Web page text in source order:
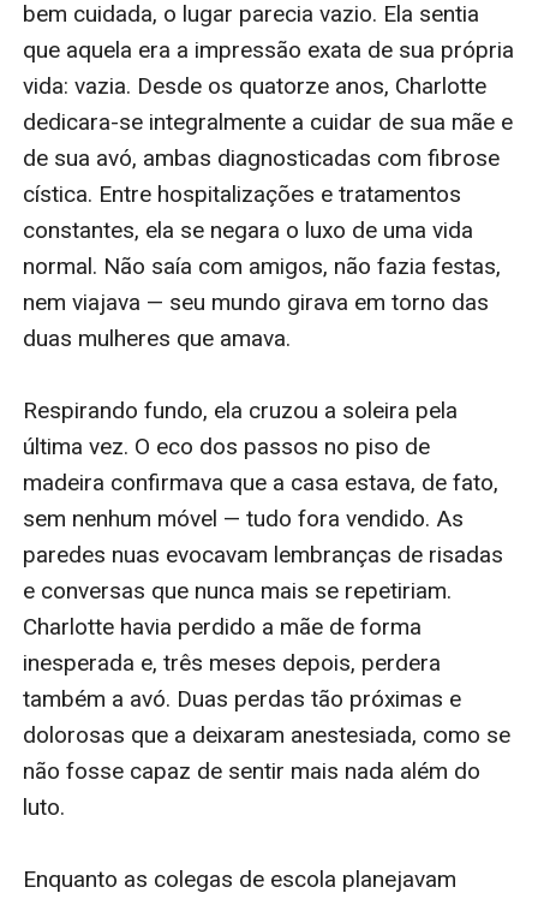
bem cuidada, o lugar parecia vazio. Ela sentia
que aquela era a impressão exata de sua própria
vida: vazia. Desde os quatorze anos, Charlotte
dedicara-se integralmente a cuidar de sua mãe e
de sua avó, ambas diagnosticadas com fibrose
cística. Entre hospitalizações e tratamentos
constantes, ela se negara o luxo de uma vida
normal. Não saía com amigos, não fazia festas,
nem viajava — seu mundo girava em torno das
duas mulheres que amava.
Respirando fundo, ela cruzou a soleira pela
última vez. O eco dos passos no piso de
madeira confirmava que a casa estava, de fato,
sem nenhum móvel — tudo fora vendido. As
paredes nuas evocavam lembranças de risadas
e conversas que nunca mais se repetiriam.
Charlotte havia perdido a mãe de forma
inesperada e, três meses depois, perdera
também a avó. Duas perdas tão próximas e
dolorosas que a deixaram anestesiada, como se
não fosse capaz de sentir mais nada além do
luto.
Enquanto as colegas de escola planejavam